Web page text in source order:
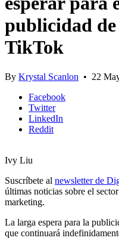
publicidad de
TikTok
By Krystal Scanlon • 22
Facebook
Twitter
LinkedIn
Reddit
Ivy Liu
Suscríbete al newsletter de
últimas noticias sobre el
marketing.
La larga espera para la
que continuará